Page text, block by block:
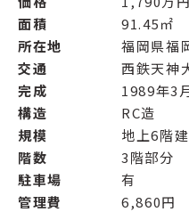
面積91.45㎡
所在地福岡県福
交通
西鉄天神
完成 1989年3
構造
RC造
規模 地上6階
階数3階部分
駐車場有
管理費6,860円